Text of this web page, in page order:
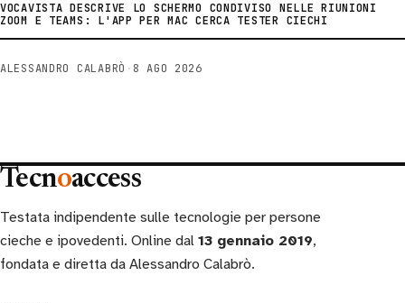
VOCAVISTA DESCRIVE LO SCHERMO CONDIVISO NELLE RIUNIONI
ZOOM E TEAMS: L'APP PER MAC CERCA TESTER CIECHI
ALESSANDRO CALABRÒ · 8 AGO 2026
Tecnoaccess
Testata indipendente sulle tecnologie per persone
cieche e ipovedenti. Online dal 13 gennaio 2019,
fondata e diretta da Alessandro Calabrò.